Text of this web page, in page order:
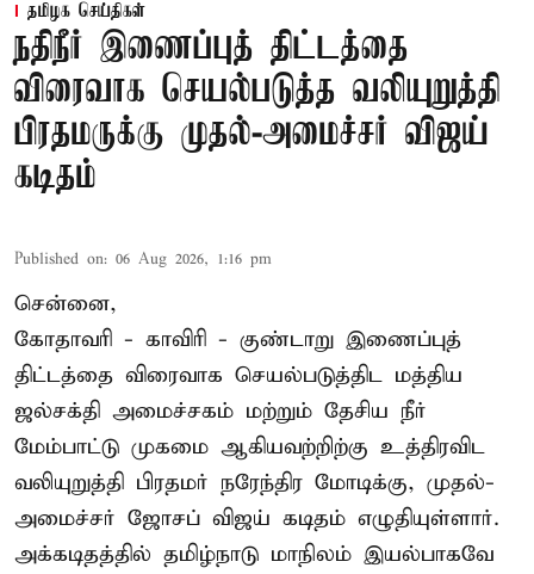
தமிழக செய்திகள்
நதிநீர் இணைப்புத் திட்டத்தை
விரைவாக செயல்படுத்த வலியுறுத்தி
பிரதமருக்கு முதல்-அமைச்சர் விஜய்
கடிதம்
Published on: 06 Aug 2026, 1:16 pm
சென்னை,
கோதாவரி - காவிரி - குண்டாறு இணைப்புத்
திட்டத்தை விரைவாக செயல்படுத்திட மத்திய
ஜல்சக்தி அமைச்சகம் மற்றும் தேசிய நீர்
மேம்பாட்டு முகமை ஆகியவற்றிற்கு உத்திரவிட
வலியுறுத்தி பிரதமர் நரேந்திர மோடிக்கு, முதல்-
அமைச்சர் ஜோசப் விஜய் கடிதம் எழுதியுள்ளார்.
அக்கடிதத்தில் தமிழ்நாடு மாநிலம் இயல்பாகவே